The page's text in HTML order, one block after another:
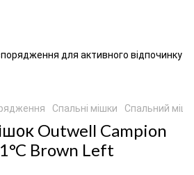
для активного відпочинку
Спальні мішки Спальний
Outwell Campion
Brown Left